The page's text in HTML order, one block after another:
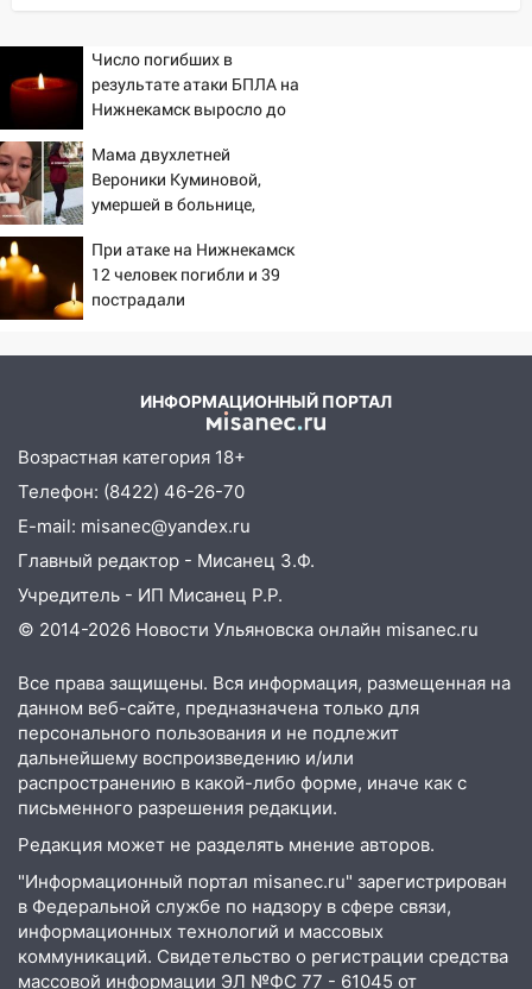
августа
06:00
Как разрушительный ураган,
потопы и падающие деревья
парализовали Ульяновскую область: ЧП
за выходные
05:50
Пять украденных лошадей и
смертельная драка
05:00
Боль, скованность и старение
дисков: как повседневные привычки
внезапных подарков судьбы: гороскоп
09.08.2026
21:58
В Ульяновске около «нового»
моста утопили автомобиль «Вольво»
20:20
Итоги 9 августа в Ульяновской
области: разгул стихии, поиски
человека на Волге и транспортный
19:43 Из-за ураганного ветра упали
деревья в парке «Победы»
18:00 Пепелище на Балтийской: в
Заволжье ульяновские спасатели
ликвидировали крупный пожар
Ульяновской области
16:00 В Ульяновске во время шторма на
Волге пропал известный блогер: нужна
Число погибших в
результате атаки БПЛА на
Нижнекамск выросло до
Мама двухлетней
Вероники Куминовой,
умершей в больнице,
девочку
При атаке на Нижнекамск
12 человек погибли и 39
пострадали
ИНФОРМАЦИОННЫЙ ПОРТАЛ
Возрастная категория 18+
Телефон: (8422) 46-26-70
E-mail: misanec@yandex.ru
Главный редактор - Мисанец З.Ф.
Учредитель - ИП Мисанец Р.Р.
© 2014-2026 Новости Ульяновска онлайн misanec.ru
Все права защищены. Вся информация, размещенная на
данном веб-сайте, предназначена только для
персонального пользования и не подлежит
дальнейшему воспроизведению и/или
распространению в какой-либо форме, иначе как с
письменного разрешения редакции.
Редакция может не разделять мнение авторов.
"Информационный портал misanec.ru" зарегистрирован
в Федеральной службе по надзору в сфере связи,
информационных технологий и массовых
коммуникаций. Свидетельство о регистрации средства
массовой информации ЭЛ №ФС 77 - 61045 от